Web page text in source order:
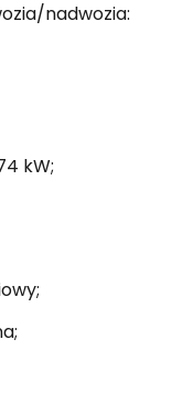
nadwozia:
kW;